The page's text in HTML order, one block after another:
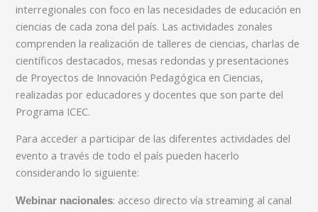
interregionales con foco en las necesidades de educación en
ciencias de cada zona del país. Las actividades zonales
comprenden la realización de talleres de ciencias, charlas de
científicos destacados, mesas redondas y presentaciones
de Proyectos de Innovación Pedagógica en Ciencias,
realizadas por educadores y docentes que son parte del
Programa ICEC.
Para acceder a participar de las diferentes actividades del
evento a través de todo el país pueden hacerlo
considerando lo siguiente:
Webinar nacionales: acceso directo vía streaming al canal